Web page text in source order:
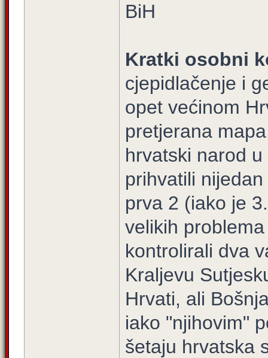
BiH
Kratki osobni
cjepidlačenje i
opet većinom
pretjerana
hrvatski narod
prihvatili
prva 2 (iako je
velikih
kontrolirali dva
Kraljevu
Hrvati, ali
iako "njihovim"
šetaju hrvatska